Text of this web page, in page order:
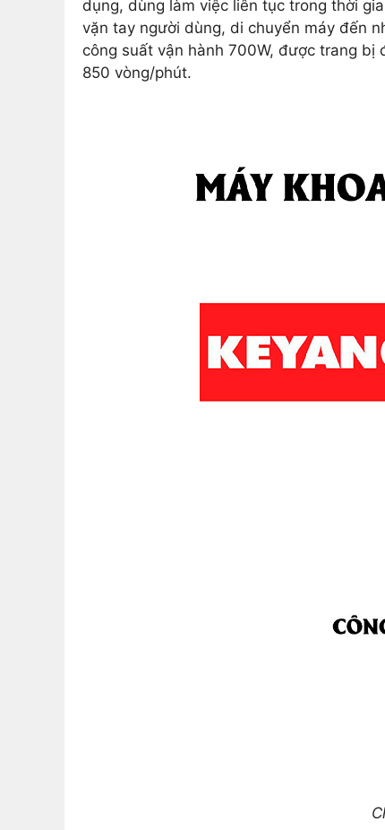
dụng, dùng làm việc liên tục trong thời
vặn tay người dùng, di chuyển máy đến
công suất vận hành 700W, được trang
850 vòng/phút.